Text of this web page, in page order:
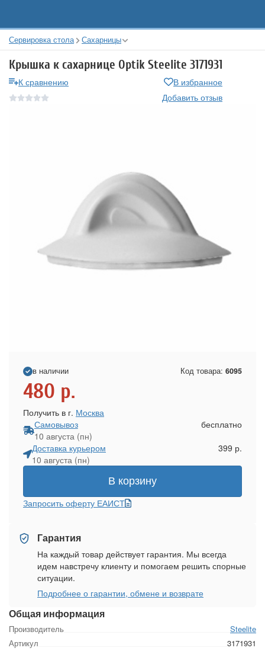
Сервировка стола Сахарницы
Крышка к сахарнице Optik Steelite 3171931
К сравнению
В избранное
Добавить отзыв
Общая информация
Производитель
Steelite
Артикул
3171931
в наличии Код товара: 6095
480 р.
Получить в г. Москва
Самовывоз
10 августа (пн)
бесплатно
Доставка курьером
10 августа (пн)
399 р.
В корзину
Запросить оферту ЕАИСТ
Гарантия
На каждый товар действует гарантия. Мы всегда
идем навстречу клиенту и помогаем решить спорные
ситуации.
Подробнее о гарантии, обмене и возврате